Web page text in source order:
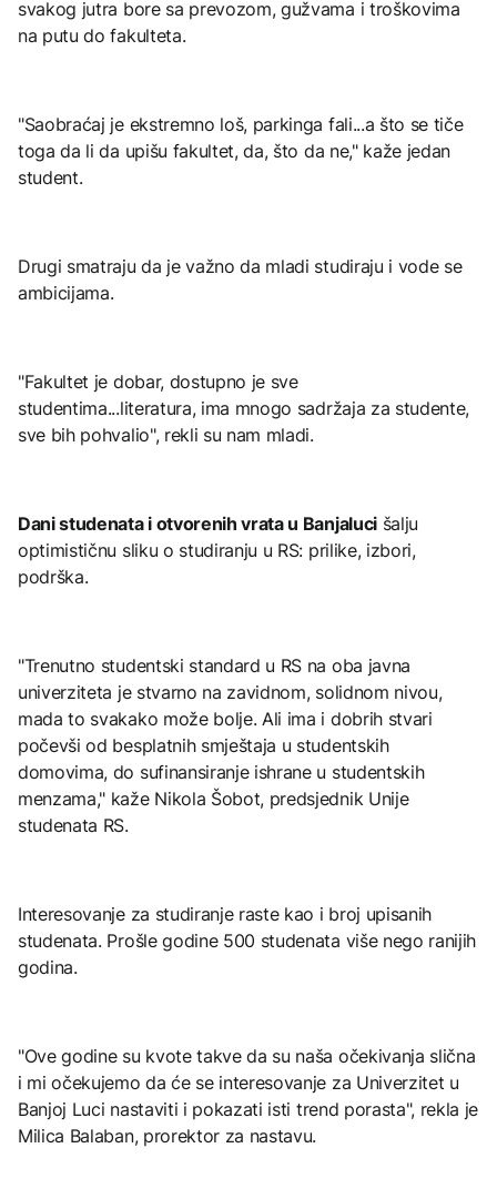
svakog jutra bore sa prevozom, gužvama i troškovima
na putu do fakulteta.
"Saobraćaj je ekstremno loš, parkinga fali...a što se tiče
toga da li da upišu fakultet, da, što da ne," kaže jedan
student.
Drugi smatraju da je važno da mladi studiraju i vode se
ambicijama.
"Fakultet je dobar, dostupno je sve
studentima...literatura, ima mnogo sadržaja za studente,
sve bih pohvalio", rekli su nam mladi.
Dani studenata i otvorenih vrata u Banjalucišalju
optimističnu sliku o studiranju u RS: prilike, izbori,
podrška.
"Trenutno studentski standard u RS na oba javna
univerziteta je stvarno na zavidnom, solidnom nivou,
mada to svakako može bolje. Ali ima i dobrih stvari
počevši od besplatnih smještaja u studentskih
domovima, do sufinansiranje ishrane u studentskih
menzama," kaže Nikola Šobot, predsjednik Unije
studenata RS.
Interesovanje za studiranje raste kao i broj upisanih
studenata. Prošle godine 500 studenata više nego ranijih
godina.
"Ove godine su kvote takve da su naša očekivanja slična
i mi očekujemo da će se interesovanje za Univerzitet u
Banjoj Luci nastaviti i pokazati isti trend porasta", rekla je
Milica Balaban, prorektor za nastavu.